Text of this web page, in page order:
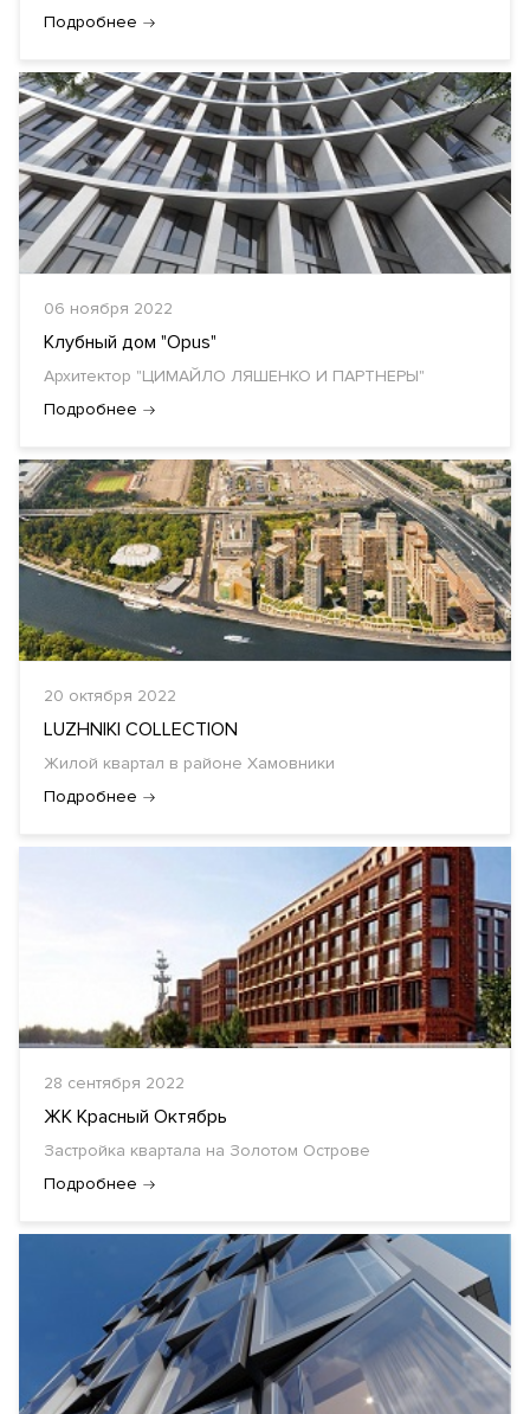
Подробнее
06 ноября 2022
Клубный дом "Opus"
Архитектор "ЦИМАЙЛО ЛЯШЕНКО И ПАРТНЕРЫ"
Подробнее
20 октября 2022
LUZHNIKI COLLECTION
Жилой квартал в районе Хамовники
Подробнее
28 сентября 2022
ЖК Красный Октябрь
Застройка квартала на Золотом Острове
Подробнее